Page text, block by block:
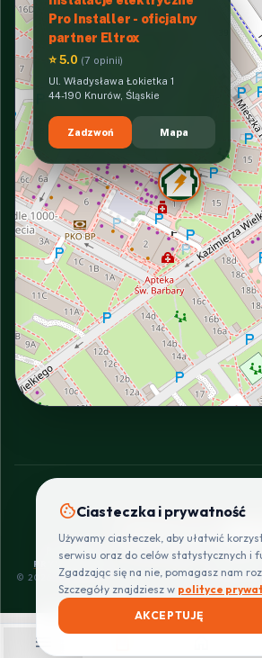
menu
Pro Installer - oficjalny
partner Eltrox
⭐ 5.0 (7 opinii)
Ul. Władysława Łokietka 1
44-190 Knurów, Śląskie
Zadzwoń Mapa
SZYBKIE I BEZPIECZNE
POLITYKA
PRYWATNOŚCI
REGULAMIN
CENNIK
DOSTAW
© 2026 PROINSTALLER.PL - KNURÓW.
cookieCiasteczka i prywatność
Używamy ciasteczek, aby ułatwić
serwisu oraz do celów statystycznych i
Zgadzając się na nie, pomagasz nam
Szczegóły znajdziesz w polityce
AKCEPTUJĘ